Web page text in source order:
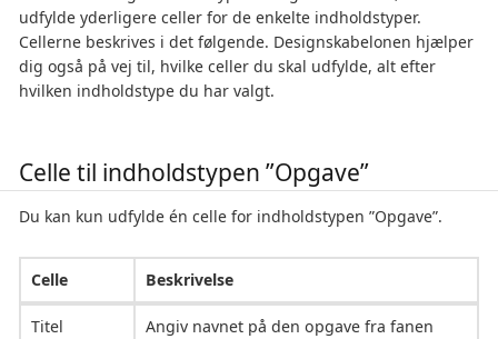
udfylde yderligere celler for de enkelte indholdstyper.
Cellerne beskrives i det følgende. Designskabelonen hjælper
dig også på vej til, hvilke celler du skal udfylde, alt efter
hvilken indholdstype du har valgt.
Celle til indholdstypen ”Opgave”
Du kan kun udfylde én celle for indholdstypen ”Opgave”.
Celle Beskrivelse
Titel
Angiv navnet på den opgave fra fanen